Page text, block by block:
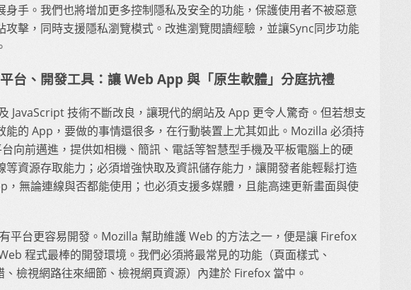
身手。我們也將增加更多控制隱私及安全的功能，保護使用者不被惡意
攻擊，同時支援隱私瀏覽模式。改進瀏覽閱讀經驗，並讓Sync同步功能
平台、開發工具：讓 Web App 與「原生軟體」分庭抗禮
JavaScript 技術不斷改良，讓現代的網站及 App 更令人驚奇。但若想支
能的 App，要做的事情還很多，在行動裝置上尤其如此。Mozilla 必須持
向前邁進，提供如相機、簡訊、電話等智慧型手機及平板電腦上的硬
等資源存取能力；必須增強快取及資訊儲存能力，讓開發者能輕鬆打造
，無論連線與否都能使用；也必須支援多媒體，且能高速更新畫面與使
平台更容易開發。Mozilla 幫助維護 Web 的方法之一，便是讓 Firefox
程式最棒的開發環境。我們必須將最常見的功能（頁面樣式、
、檢視網路往來細節、檢視網頁資源）內建於 Firefox 當中。